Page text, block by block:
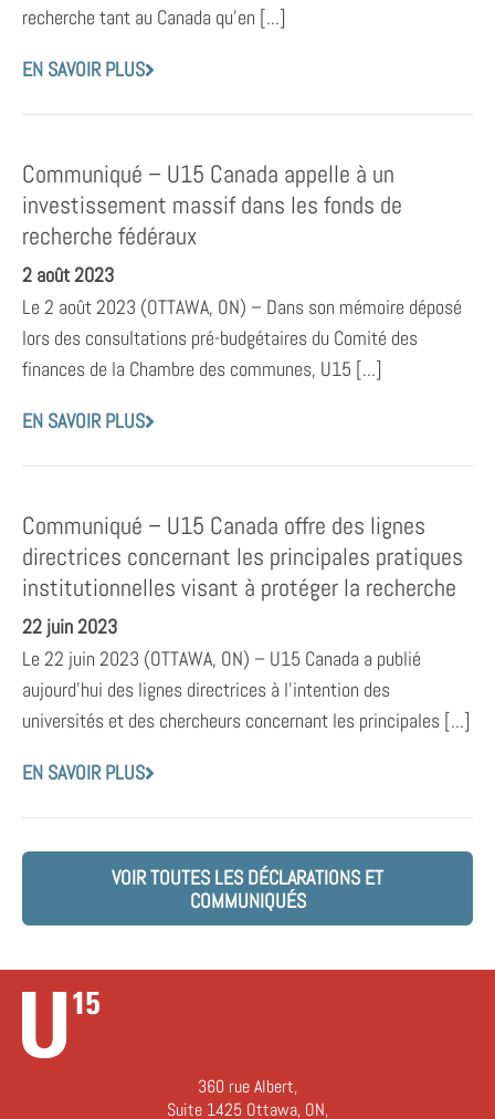
recherche tant au Canada qu’en [...]
EN SAVOIR PLUS
Communiqué – U15 Canada appelle à un
investissement massif dans les fonds de
recherche fédéraux
2 août 2023
Le 2 août 2023 (OTTAWA, ON) – Dans son mémoire déposé
lors des consultations pré-budgétaires du Comité des
finances de la Chambre des communes, U15 [...]
EN SAVOIR PLUS
Communiqué – U15 Canada offre des lignes
directrices concernant les principales pratiques
institutionnelles visant à protéger la recherche
22 juin 2023
Le 22 juin 2023 (OTTAWA, ON) – U15 Canada a publié
aujourd’hui des lignes directrices à l’intention des
universités et des chercheurs concernant les principales [...]
EN SAVOIR PLUS
VOIR TOUTES LES DÉCLARATIONS ET
COMMUNIQUÉS
360 rue Albert,
Suite 1425 Ottawa, ON,